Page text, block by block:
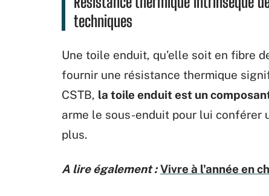
techniques
Une toile enduit, qu’elle soit en fibre
fournir une résistance thermique
CSTB, la toile enduit est un
arme le sous-enduit pour lui conférer
plus.
A lire également : Vivre à l'année en